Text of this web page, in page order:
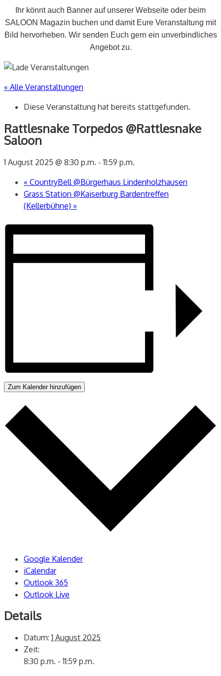
Ihr könnt auch Banner auf unserer Webseite oder beim
SALOON Magazin buchen und damit Eure Veranstaltung mit
Bild hervorheben. Wir senden Euch gern ein unverbindliches
Angebot zu.
« Alle Veranstaltungen
Diese Veranstaltung hat bereits stattgefunden.
Rattlesnake Torpedos @Rattlesnake
Saloon
1 August 2025 @ 8:30 p.m. -11:59 p.m.
« CountryBell @Bürgerhaus Lindenholzhausen
Grass Station @Kaiserburg Bardentreffen
(Kellerbühne) »
Zum Kalender hinzufügen
Google Kalender
iCalendar
Outlook 365
Outlook Live
Details
Datum: 1 August 2025
Zeit:
8:30 p.m. - 11:59 p.m.